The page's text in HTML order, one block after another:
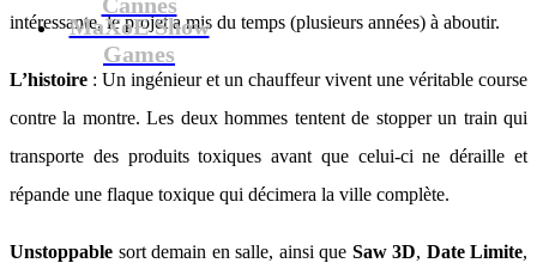
MaXoE Show
Games
intéressante, le projet a mis du temps (plusieurs années) à aboutir.
L’histoire : Un ingénieur et un chauffeur vivent une véritable course
contre la montre. Les deux hommes tentent de stopper un train qui
transporte des produits toxiques avant que celui-ci ne déraille et
répande une flaque toxique qui décimera la ville complète.
Unstoppable sort demain en salle, ainsi que Saw 3D, Date Limite,